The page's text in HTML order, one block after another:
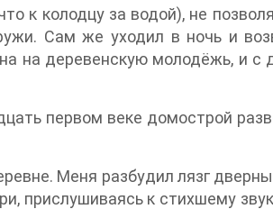
к колодцу за водой), не
Сам же уходил в ночь и
на деревенскую молодёжь, и
первом веке домострой
Меня разбудил лязг
прислушиваясь к стихшему